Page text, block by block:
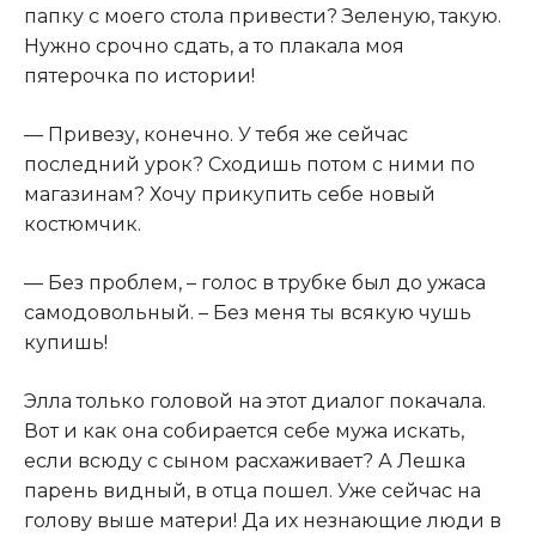
папку с моего стола привести? Зеленую, такую.
Нужно срочно сдать, а то плакала моя
пятерочка по истории!
— Привезу, конечно. У тебя же сейчас
последний урок? Сходишь потом с ними по
магазинам? Хочу прикупить себе новый
костюмчик.
— Без проблем, – голос в трубке был до ужаса
самодовольный. – Без меня ты всякую чушь
купишь!
Элла только головой на этот диалог покачала.
Вот и как она собирается себе мужа искать,
если всюду с сыном расхаживает? А Лешка
парень видный, в отца пошел. Уже сейчас на
голову выше матери! Да их незнающие люди в